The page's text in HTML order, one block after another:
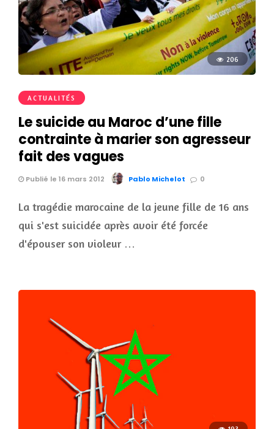
206
ACTUALITÉS
Le suicide au Maroc d’une fille
contrainte à marier son agresseur
fait des vagues
Publié le 16 mars 2012 Pablo Michelot 0
La tragédie marocaine de la jeune fille de 16 ans
qui s'est suicidée après avoir été forcée
d'épouser son violeur …